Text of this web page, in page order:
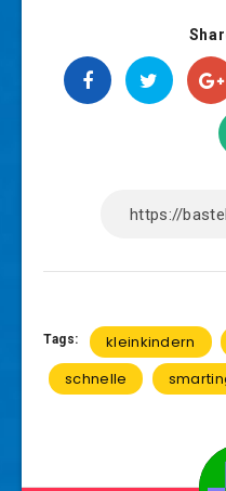
Tags: kleinkindern
schnelle